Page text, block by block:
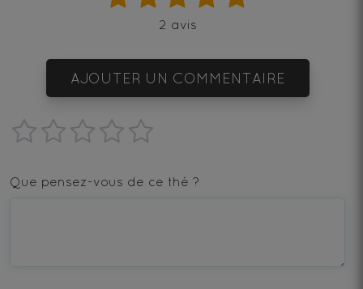
2 avis
AJOUTER UN COMMENTAIRE
star
—
—
stars
Que pensez-vous de ce thé ?